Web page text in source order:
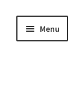
Menu